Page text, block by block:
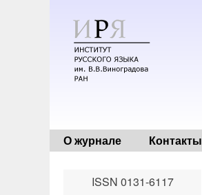
О журнале Контакты
ISSN 0131-6117